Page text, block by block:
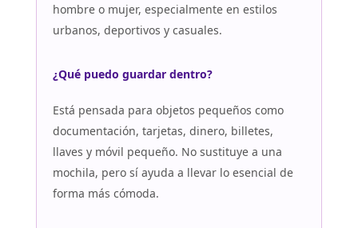
hombre o mujer, especialmente en estilos
urbanos, deportivos y casuales.
¿Qué puedo guardar dentro?
Está pensada para objetos pequeños como
documentación, tarjetas, dinero, billetes,
llaves y móvil pequeño. No sustituye a una
mochila, pero sí ayuda a llevar lo esencial de
forma más cómoda.